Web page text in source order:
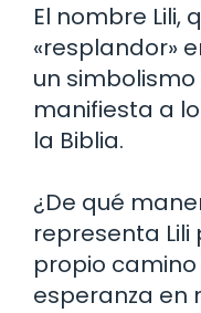
El nombre Lili,
«resplandor»
un
manifiesta a
la Biblia.
¿De qué
representa
propio
esperanza en